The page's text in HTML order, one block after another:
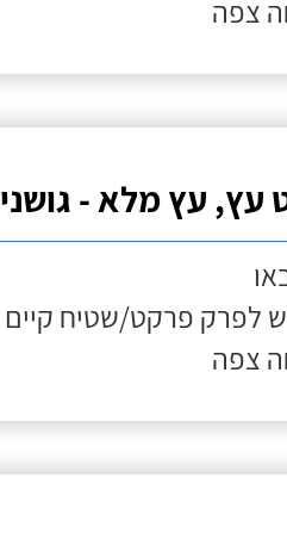
צפה
עץ מלא - גושני
לפרק פרקט/שטיח קיים
צפה